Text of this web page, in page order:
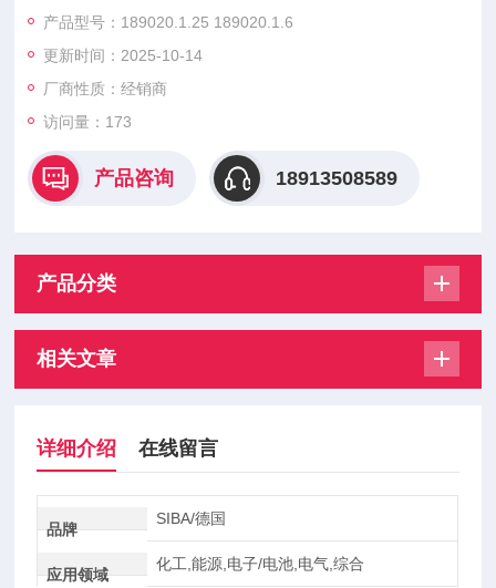
性，当出现过载或内部短路时，可在规定时间内可靠熔断，切断
故障电流。
产品型号：189020.1.25 189020.1.6
更新时间：2025-10-14
厂商性质：经销商
访问量：173
产品咨询 18913508589
产品分类
相关文章
详细介绍 在线留言
品牌
SIBA/德国
应用领域
化工,能源,电子/电池,电气,综合